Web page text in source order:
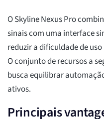
O Skyline Nexus Pro
sinais com uma interface
reduzir a dificuldade de
O conjunto de recursos a
busca equilibrar
ativos.
Principais